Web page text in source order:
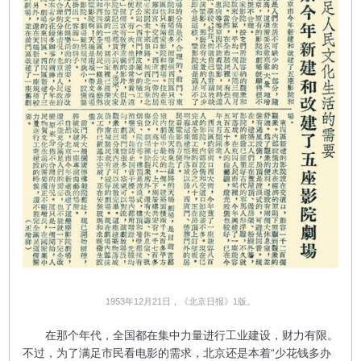
1953年12月21日，《北京日报》1版。
在那个年代，全国都在集中力量进行工业建设，财力有限。
不过，为了满足市民看电影的需求，北京还是本着“少花钱多办